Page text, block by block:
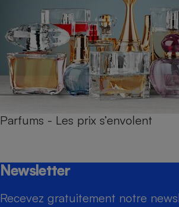
Parfums - Les prix s’envolent
Newsletter
Recevez gratuitement notre